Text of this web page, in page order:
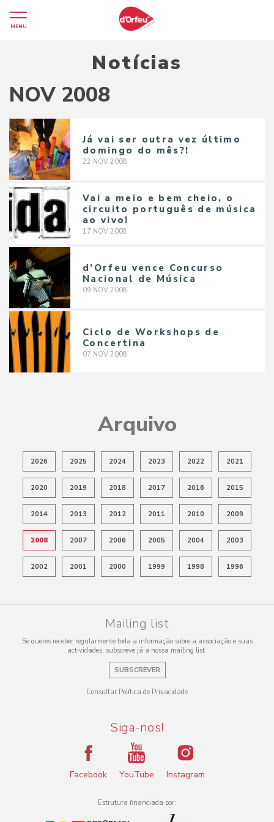
MENU
Notícias
NOV 2008
Já vai ser outra vez último
domingo do mês?!
22 NOV 2008
Vai a meio e bem cheio, o
circuito português de música
ao vivo!
17 NOV 2008
d’Orfeu vence Concurso
Nacional de Música
09 NOV 2008
Ciclo de Workshops de
Concertina
07 NOV 2008
Arquivo
2026 2025 2024 2023 2022 2021
2020 2019 2018 2017 2016 2015
2014 2013 2012 2011 2010 2009
2008 2007 2006 2005 2004 2003
2002 2001 2000 1999 1998 1996
Mailing list
Se queres receber regularmente toda a informação sobre a associação e suas
actividades, subscreve já a nossa mailing list.
SUBSCREVER
Consultar Política de Privacidade
Siga-nos!
Facebook YouTube Instagram
Estrutura financiada por: